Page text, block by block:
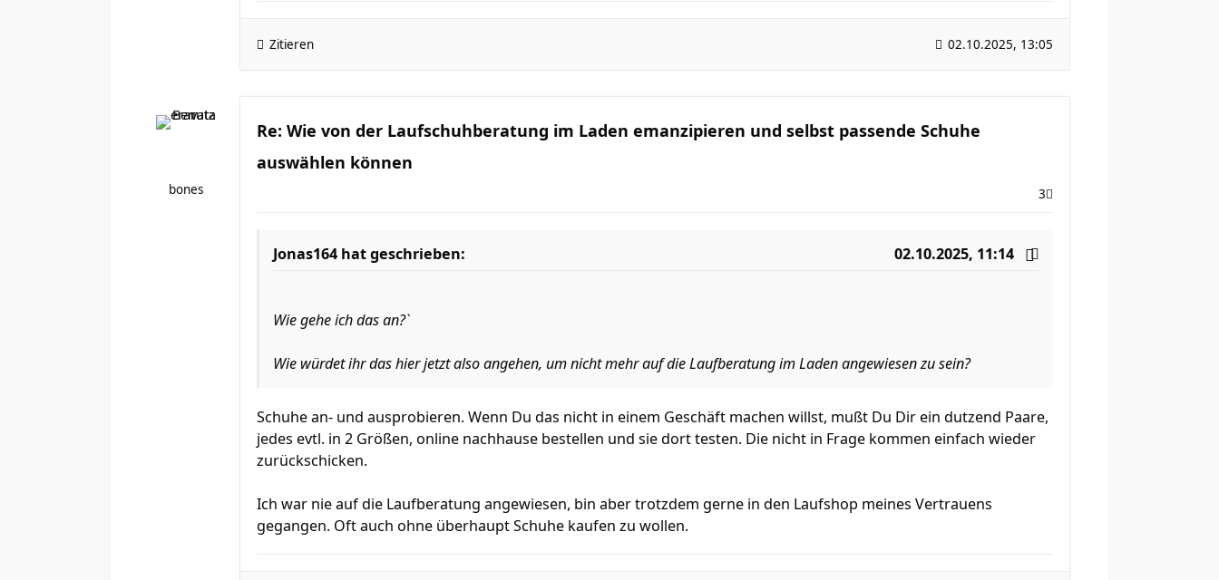
Zitieren 02.10.2025, 13:05
bones
Re: Wie von der Laufschuhberatung im Laden emanzipieren und selbst passende Schuhe
auswählen können
3
Jonas164 hat geschrieben: 02.10.2025, 11:14
Wie gehe ich das an?`
Wie würdet ihr das hier jetzt also angehen, um nicht mehr auf die Laufberatung im Laden angewiesen zu sein?
Schuhe an- und ausprobieren. Wenn Du das nicht in einem Geschäft machen willst, mußt Du Dir ein dutzend Paare,
jedes evtl. in 2 Größen, online nachhause bestellen und sie dort testen. Die nicht in Frage kommen einfach wieder
zurückschicken.
Ich war nie auf die Laufberatung angewiesen, bin aber trotzdem gerne in den Laufshop meines Vertrauens
gegangen. Oft auch ohne überhaupt Schuhe kaufen zu wollen.